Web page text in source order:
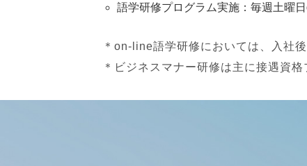
語学研修プログラム実施：毎週土曜
＊on-line語学研修においては、入社
＊ビジネスマナー研修は主に接遇資